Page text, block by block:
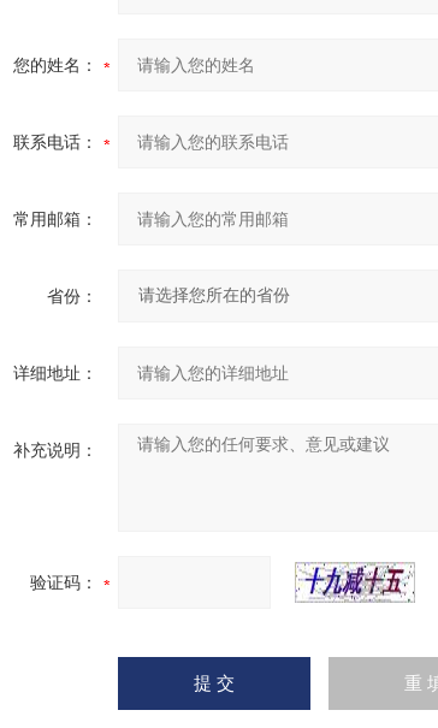
您的姓名：
联系电话：
常用邮箱：
省份：
详细地址：
补充说明：
验证码：